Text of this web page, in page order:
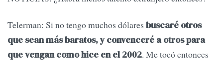
Telerman: Si no tengo muchos dólares buscaré otros
que sean más baratos, y convenceré a otros para
que vengan como hice en el 2002. Me tocó entonces